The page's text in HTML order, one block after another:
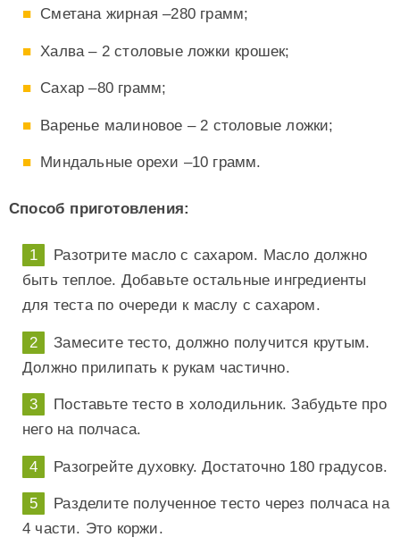
Сметана жирная –280 грамм;
Халва – 2 столовые ложки крошек;
Сахар –80 грамм;
Варенье малиновое – 2 столовые ложки;
Миндальные орехи –10 грамм.
Способ приготовления:
Разотрите масло с сахаром. Масло должно
быть теплое. Добавьте остальные ингредиенты
для теста по очереди к маслу с сахаром.
Замесите тесто, должно получится крутым.
Должно прилипать к рукам частично.
Поставьте тесто в холодильник. Забудьте про
него на полчаса.
Разогрейте духовку. Достаточно 180 градусов.
Разделите полученное тесто через полчаса на
4 части. Это коржи.